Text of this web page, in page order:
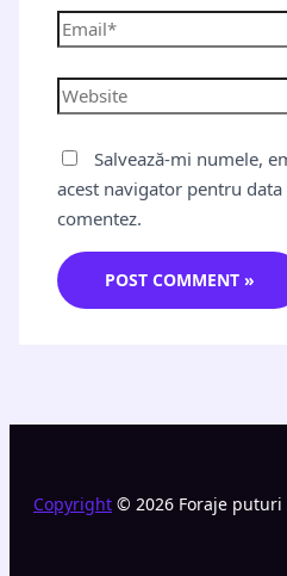
Salvează-mi numele,
acest navigator pentru
comentez.
Copyright © 2026 Foraje puturi